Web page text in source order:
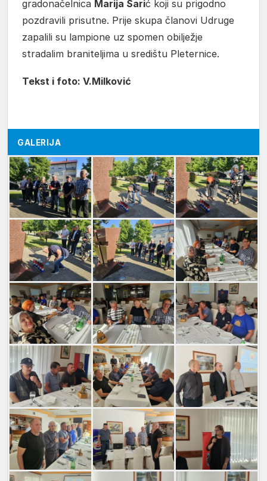
gradonačelnica Marija Šarić koji su prigodno
pozdravili prisutne. Prije skupa članovi Udruge
zapalili su lampione uz spomen obilježje
stradalim braniteljima u središtu Pleternice.
Tekst i foto: V.Milković
GALERIJA